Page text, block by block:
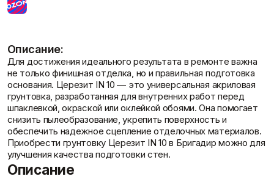
Пленки
Теплоизоляция
Минеральная вата
Пенопласт
Пенополистирол
Показать больше
Цементные
растворы
Цемент
Цпс
Показать больше
Отзывы
Описание:
Для достижения идеального результата в ремонте важна
не только финишная отделка, но и правильная подготовка
основания. Церезит IN 10 — это универсальная акриловая
грунтовка, разработанная для внутренних работ перед
шпаклевкой, окраской или оклейкой обоями. Она помогает
снизить пылеобразование, укрепить поверхность и
обеспечить надежное сцепление отделочных материалов.
Приобрести грунтовку Церезит IN 10 в Бригадир можно для
улучшения качества подготовки стен.
Описание